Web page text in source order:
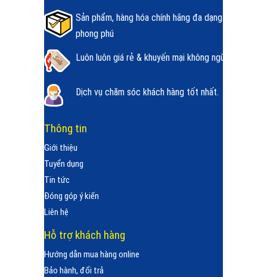
Sản phẩm, hàng hóa chính hãng đa dạng
phong phú
Luôn luôn giá rẻ & khuyến mại không ngừng.
Dịch vụ chăm sóc khách hàng tốt nhất.
Thông tin
Giới thiệu
Tuyển dụng
Tin tức
Đóng góp ý kiến
Liên hệ
Hỗ trợ khách hàng
Hướng dẫn mua hàng online
Bảo hành, đổi trả